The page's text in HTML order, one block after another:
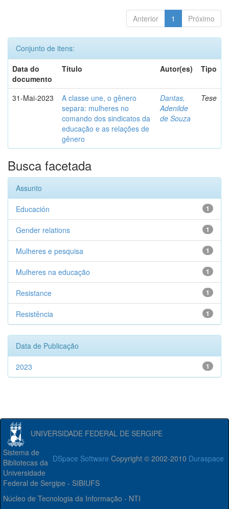
Anterior 1 Próximo
Conjunto de itens:
Data do
documento
Título Autor(es) Tipo
31-Mai-2023
A classe une, o gênero
separa: mulheres no
comando dos sindicatos da
educação e as relações de
gênero
Dantas,
Adenilde
de Souza
Tese
Busca facetada
Assunto
1
Educación
1
Gender relations
1
Mulheres e pesquisa
1
Mulheres na educação
1
Resistance
1
Resistência
Data de Publicação
1
2023
UNIVERSIDADE FEDERAL DE SERGIPE
DSpace Software Copyright © 2002-2010 Duraspace
Sistema de
Bibliotecas da
Universidade
Federal de Sergipe - SIBIUFS
Núcleo de Tecnologia da Informação - NTI